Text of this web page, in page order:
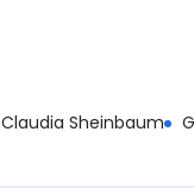
Claudia Sheinbaum